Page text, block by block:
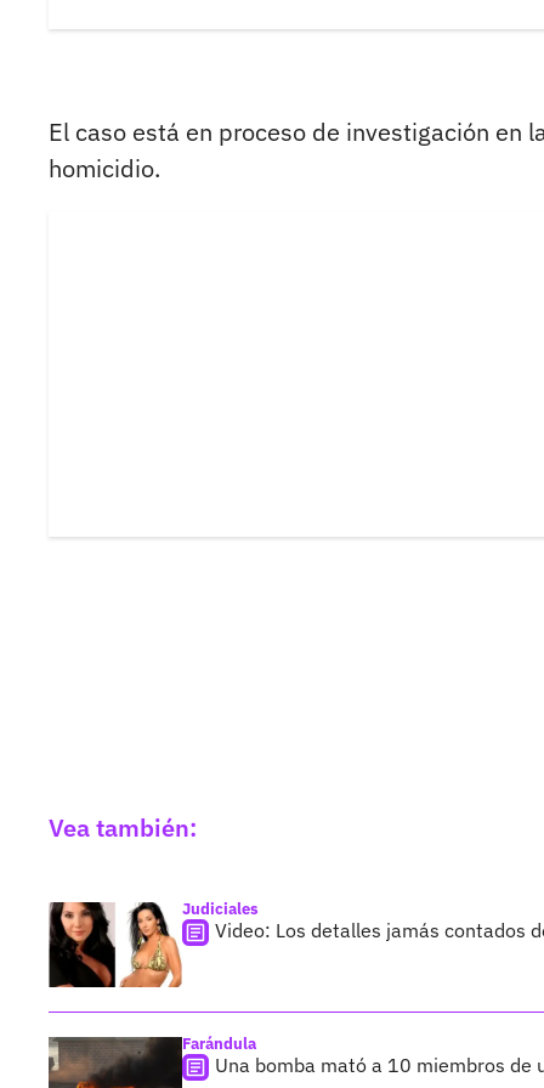
El caso está en proceso de investigación en
homicidio.
Vea también:
Judiciales
Video: Los detalles jamás contados
Farándula
Una bomba mató a 10 miembros de